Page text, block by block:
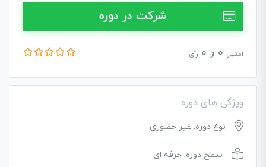
شرکت در دوره
امتیاز 0 از 0 رأی
ویژگی های دوره
نوع دوره: غیر حضوری
سطح دوره: حرفه ای